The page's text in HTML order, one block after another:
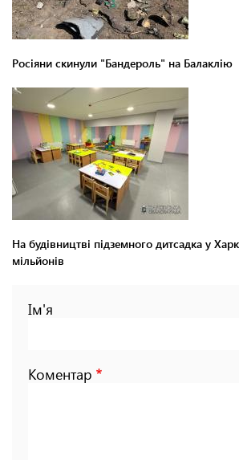
Росіяни скинули "Бандероль" на Балаклію
На будівництві підземного дитсадка у
мільйонів
Ім'я
Коментар